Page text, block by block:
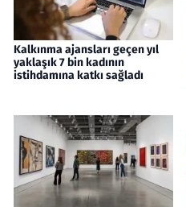
Kalkınma ajansları geçen yıl
yaklaşık 7 bin kadının
istihdamına katkı sağladı